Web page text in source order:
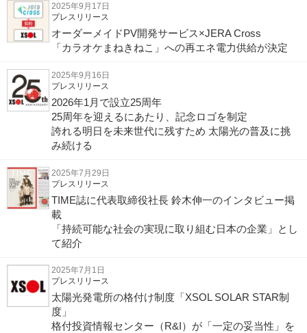
2025年9月17日
プレスリリース
オーダーメイドPV開発サービス×JERA Cross
「カラオケまねきねこ」への再エネ電力供給が決定
2025年9月16日
プレスリリース
2026年1月で設立25周年
25周年を迎えるにあたり、記念ロゴを制定
誇れる明日を未来世代に残すため 太陽光の普及に挑
み続ける
2025年7月29日
プレスリリース
TIME誌に代表取締役社長 鈴木伸一のインタビュー掲
載
「持続可能な社会の実現に取り組む日本の企業」とし
て紹介
2025年7月1日
プレスリリース
太陽光発電所の格付け制度「XSOL SOLAR STAR制
度」
格付投資情報センター（R&I）が「一定の妥当性」を